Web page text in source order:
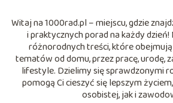
Witaj na 1000rad.pl – miejscu, gdzie
i praktycznych porad na każdy
różnorodnych treści, które
tematów od domu, przez pracę, urodę,
lifestyle. Dzielimy się sprawdzonymi
pomogą Ci cieszyć się lepszym
osobistej, jak i